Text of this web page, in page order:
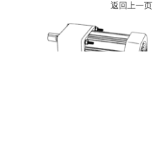
返回上一页